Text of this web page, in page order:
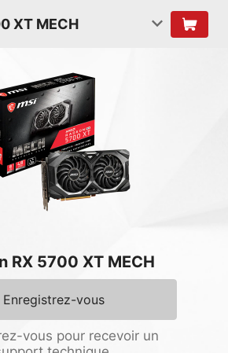
XT MECH
RX 5700 XT MECH
Enregistrez-vous
vous pour recevoir un